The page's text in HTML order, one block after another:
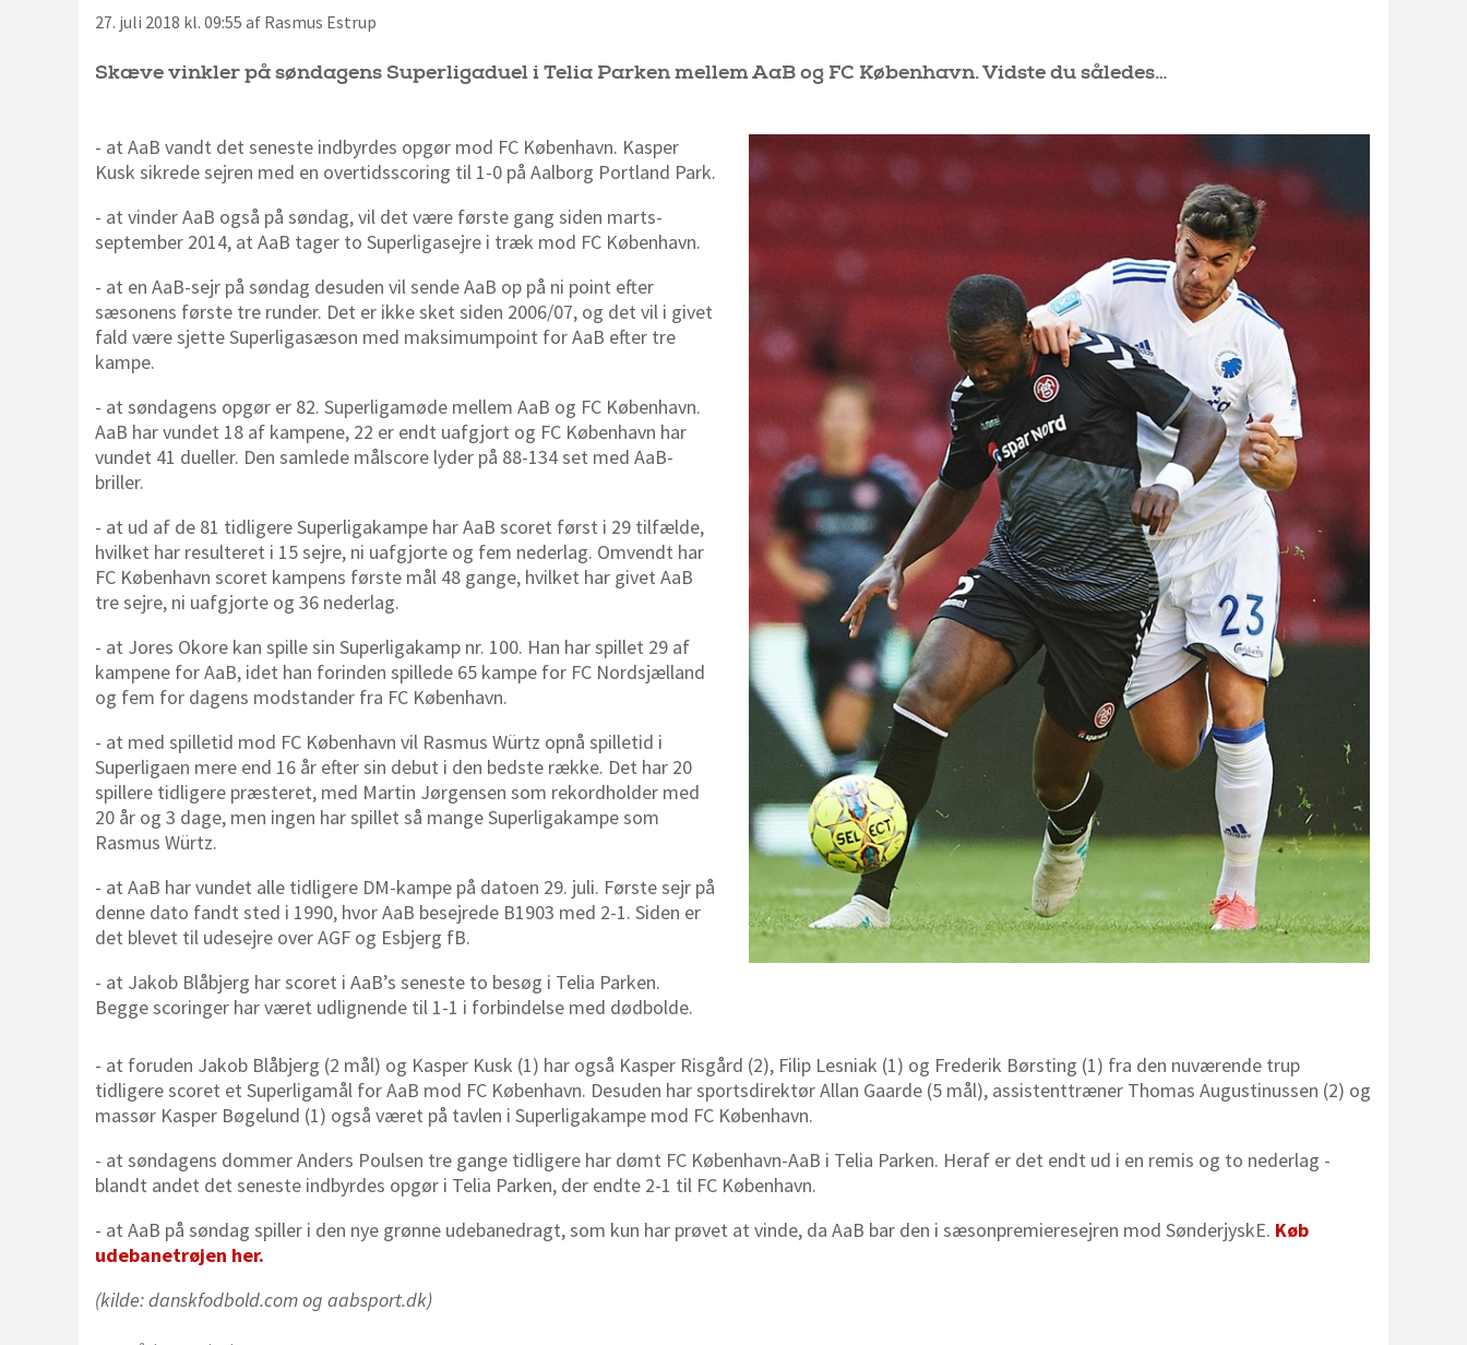
27. juli 2018 kl. 09:55 af Rasmus Estrup
Skæve vinkler på søndagens Superligaduel i Telia Parken mellem AaB og FC København. Vidste du således…
- at AaB vandt det seneste indbyrdes opgør mod FC København. Kasper
Kusk sikrede sejren med en overtidsscoring til 1-0 på Aalborg Portland Park.
- at vinder AaB også på søndag, vil det være første gang siden marts-
september 2014, at AaB tager to Superligasejre i træk mod FC København.
- at en AaB-sejr på søndag desuden vil sende AaB op på ni point efter
sæsonens første tre runder. Det er ikke sket siden 2006/07, og det vil i givet
fald være sjette Superligasæson med maksimumpoint for AaB efter tre
kampe.
- at søndagens opgør er 82. Superligamøde mellem AaB og FC København.
AaB har vundet 18 af kampene, 22 er endt uafgjort og FC København har
vundet 41 dueller. Den samlede målscore lyder på 88-134 set med AaB-
briller.
- at ud af de 81 tidligere Superligakampe har AaB scoret først i 29 tilfælde,
hvilket har resulteret i 15 sejre, ni uafgjorte og fem nederlag. Omvendt har
FC København scoret kampens første mål 48 gange, hvilket har givet AaB
tre sejre, ni uafgjorte og 36 nederlag.
- at Jores Okore kan spille sin Superligakamp nr. 100. Han har spillet 29 af
kampene for AaB, idet han forinden spillede 65 kampe for FC Nordsjælland
og fem for dagens modstander fra FC København.
- at med spilletid mod FC København vil Rasmus Würtz opnå spilletid i
Superligaen mere end 16 år efter sin debut i den bedste række. Det har 20
spillere tidligere præsteret, med Martin Jørgensen som rekordholder med
20 år og 3 dage, men ingen har spillet så mange Superligakampe som
Rasmus Würtz.
- at AaB har vundet alle tidligere DM-kampe på datoen 29. juli. Første sejr på
denne dato fandt sted i 1990, hvor AaB besejrede B1903 med 2-1. Siden er
det blevet til udesejre over AGF og Esbjerg fB.
- at Jakob Blåbjerg har scoret i AaB’s seneste to besøg i Telia Parken.
Begge scoringer har været udlignende til 1-1 i forbindelse med dødbolde.
- at foruden Jakob Blåbjerg (2 mål) og Kasper Kusk (1) har også Kasper Risgård (2), Filip Lesniak (1) og Frederik Børsting (1) fra den nuværende trup
tidligere scoret et Superligamål for AaB mod FC København. Desuden har sportsdirektør Allan Gaarde (5 mål), assistenttræner Thomas Augustinussen (2) og
massør Kasper Bøgelund (1) også været på tavlen i Superligakampe mod FC København.
- at søndagens dommer Anders Poulsen tre gange tidligere har dømt FC København-AaB i Telia Parken. Heraf er det endt ud i en remis og to nederlag -
blandt andet det seneste indbyrdes opgør i Telia Parken, der endte 2-1 til FC København.
- at AaB på søndag spiller i den nye grønne udebanedragt, som kun har prøvet at vinde, da AaB bar den i sæsonpremieresejren mod SønderjyskE. Køb
udebanetrøjen her.
(kilde: danskfodbold.com og aabsport.dk)